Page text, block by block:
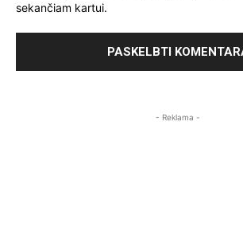
sekančiam kartui.
- Reklama -